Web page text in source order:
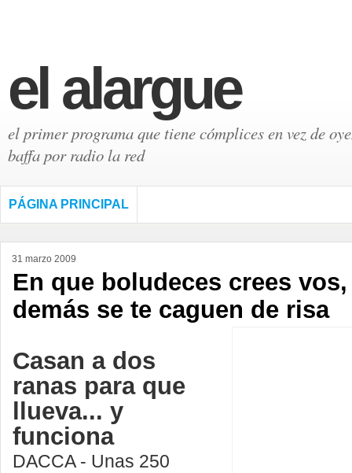
el alargue
el primer programa que tiene cómplices en vez de
baffa por radio la red
PÁGINA PRINCIPAL
31 marzo 2009
En que boludeces crees
demás se te caguen de risa
Casan a dos
ranas para que
llueva... y
funciona
DACCA - Unas 250